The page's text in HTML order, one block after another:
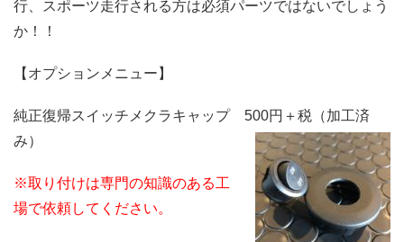
行、スポーツ走行される方は必須パーツではないでしょう
か！！
【オプションメニュー】
純正復帰スイッチメクラキャップ 500円＋税（加工済
み）
※取り付けは専門の知識のある工
場で依頼してください。